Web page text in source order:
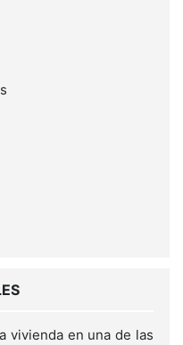
vivienda en una de las